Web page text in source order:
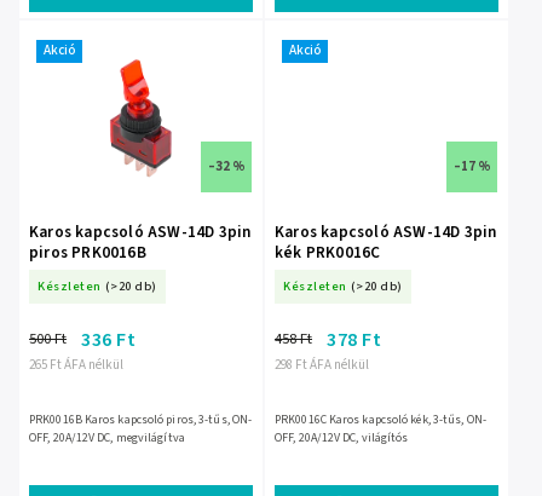
Akció
–32 %
Karos kapcsoló ASW-14D 3pin
piros PRK0016B
Készleten (>20 db)
265 Ft ÁFA nélkül
500 Ft 336 Ft
PRK0016B Karos kapcsoló piros, 3-tűs, ON-
OFF, 20A/12V DC, megvilágítva
Akció
–17 %
Karos kapcsoló ASW-14D 3pin
kék PRK0016C
Készleten (>20 db)
298 Ft ÁFA nélkül
458 Ft 378 Ft
PRK0016C Karos kapcsoló kék, 3-tűs, ON-
OFF, 20A/12V DC, világítós